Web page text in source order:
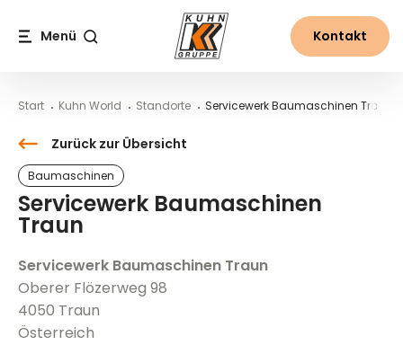
Servicewerk Baumaschinen Traun
Menü Kontakt
Start Kuhn World Standorte Servicewerk Baumaschinen Traun
Zurück zur Übersicht
Baumaschinen
Servicewerk Baumaschinen
Traun
Servicewerk Baumaschinen Traun
Oberer Flözerweg 98
4050 Traun
Österreich